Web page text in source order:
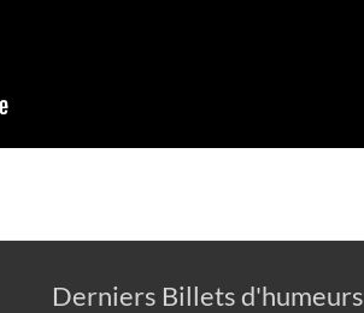
Derniers Billets d'humeurs